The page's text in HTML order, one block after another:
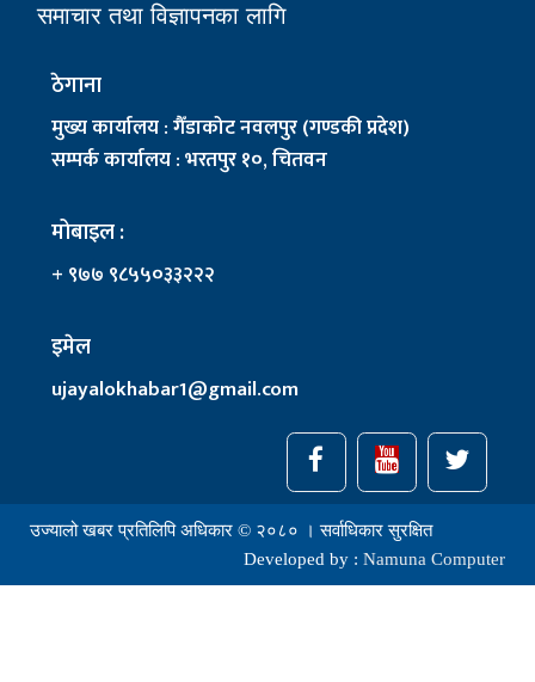
समाचार तथा विज्ञापनका लागि
ठेगाना
मुख्य कार्यालय : गैँडाकोट नवलपुर (गण्डकी प्रदेश)
सम्पर्क कार्यालय : भरतपुर १०, चितवन
मोबाइल :
+ ९७७ ९८५५०३३२२२
इमेल
ujayalokhabar1@gmail.com
उज्यालो खबर प्रतिलिपि अधिकार © २०८० । सर्वाधिकार सुरक्षित
Developed by : Namuna Computer